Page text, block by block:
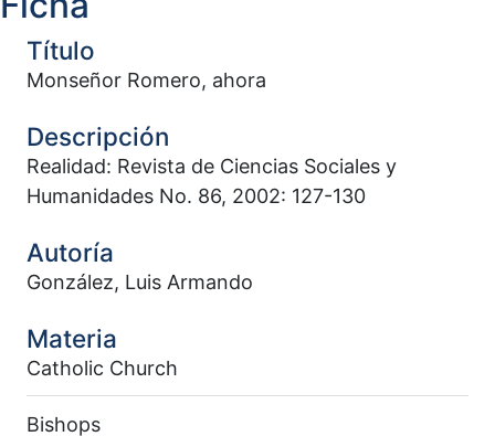
Título
Monseñor Romero, ahora
Descripción
Realidad: Revista de Ciencias Sociales y
Humanidades No. 86, 2002: 127-130
Autoría
González, Luis Armando
Materia
Catholic Church
Bishops